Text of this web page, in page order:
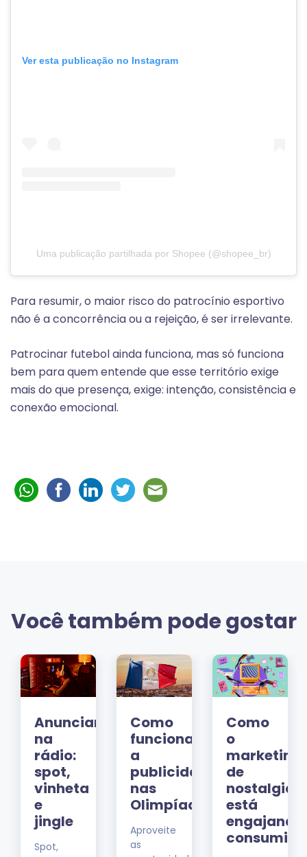
Ver esta publicação no Instagram
Uma publicação partilhada por Shopee (@shopee_br)
Para resumir, o maior risco do patrocínio esportivo
não é a concorrência ou a rejeição, é ser irrelevante.
Patrocinar futebol ainda funciona, mas só funciona
bem para quem entende que esse território exige
mais do que presença, exige: intenção, consistência e
conexão emocional.
Você também pode gostar
Anunciar
na
rádio:
spot,
vinheta
e
jingle
Spot,
Como
funciona
a
publicidade
nas
Olimpíadas?
Aproveite
as
Como
o
marketing
de
nostalgia
está
engajando